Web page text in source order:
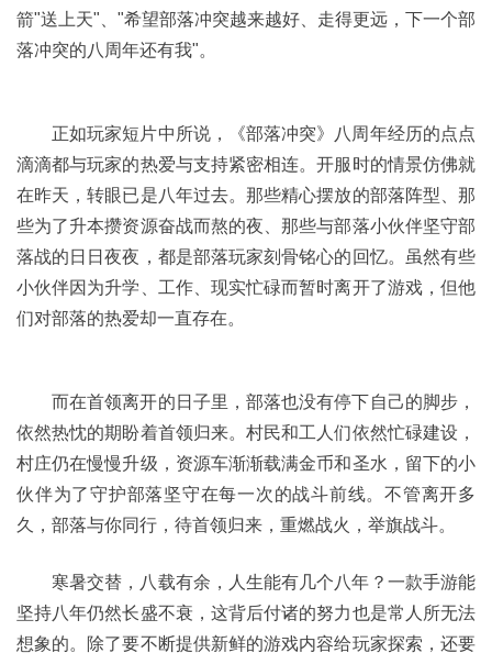
箭"送上天"、"希望部落冲突越来越好、走得更远，下一个部
落冲突的八周年还有我"。
正如玩家短片中所说，《部落冲突》八周年经历的点点
滴滴都与玩家的热爱与支持紧密相连。开服时的情景仿佛就
在昨天，转眼已是八年过去。那些精心摆放的部落阵型、那
些为了升本攒资源奋战而熬的夜、那些与部落小伙伴坚守部
落战的日日夜夜，都是部落玩家刻骨铭心的回忆。虽然有些
小伙伴因为升学、工作、现实忙碌而暂时离开了游戏，但他
们对部落的热爱却一直存在。
而在首领离开的日子里，部落也没有停下自己的脚步，
依然热忱的期盼着首领归来。村民和工人们依然忙碌建设，
村庄仍在慢慢升级，资源车渐渐载满金币和圣水，留下的小
伙伴为了守护部落坚守在每一次的战斗前线。不管离开多
久，部落与你同行，待首领归来，重燃战火，举旗战斗。
寒暑交替，八载有余，人生能有几个八年？一款手游能
坚持八年仍然长盛不衰，这背后付诸的努力也是常人所无法
想象的。除了要不断提供新鲜的游戏内容给玩家探索，还要